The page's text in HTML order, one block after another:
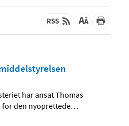
har ansat Thomas
den nyoprettede…